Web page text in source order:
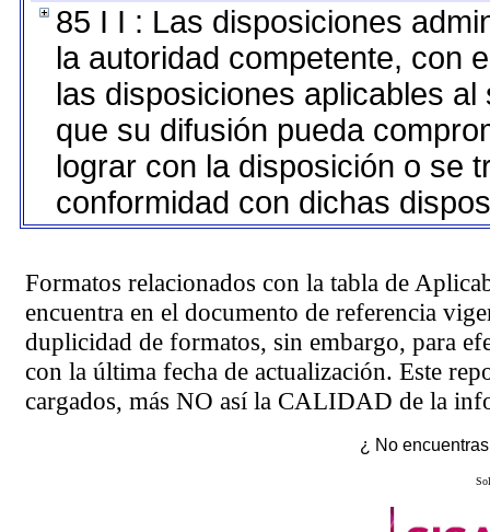
85 I I : Las disposiciones
la autoridad competente, con
las disposiciones aplicables
que su difusión pueda
lograr con la disposición o se
conformidad con dichas
Formatos relacionados con la tabla de
encuentra en el documento de referencia
duplicidad de formatos, sin embargo, para
con la última fecha de actualización. Este
cargados, más NO así la CALIDAD de la
¿ No